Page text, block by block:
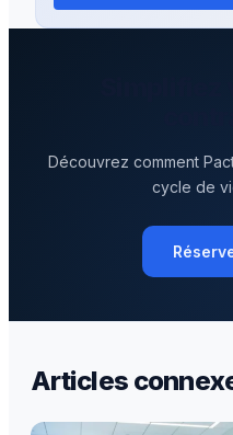
Découvrez comment
cycle de
Articles